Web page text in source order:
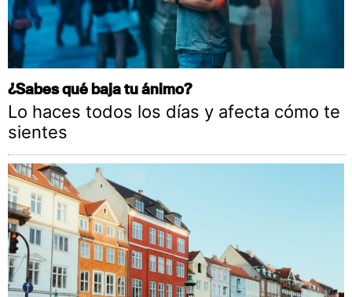
¿Sabes qué baja tu ánimo?
Lo haces todos los días y afecta cómo te
sientes